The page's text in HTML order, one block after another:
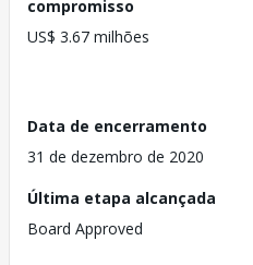
compromisso
US$ 3.67 milhões
Data de encerramento
31 de dezembro de 2020
Última etapa alcançada
Board Approved